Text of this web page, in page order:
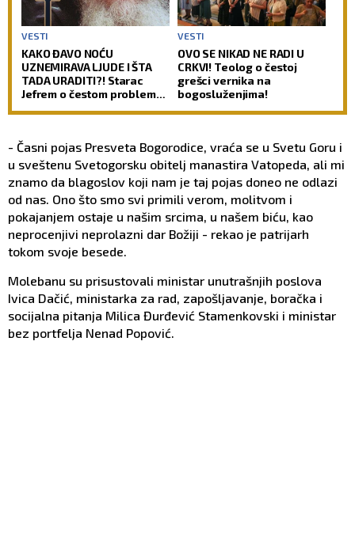
VESTI
KAKO ĐAVO NOĆU
UZNEMIRAVA LJUDE I ŠTA
TADA URADITI?! Starac
Jefrem o čestom problemu
VESTI
OVO SE NIKAD NE RADI U
CRKVI! Teolog o čestoj
grešci vernika na
bogosluženjima!
- Časni pojas Presveta Bogorodice, vraća se u Svetu Goru i
u sveštenu Svetogorsku obitelj manastira Vatopeda, ali mi
znamo da blagoslov koji nam je taj pojas doneo ne odlazi
od nas. Ono što smo svi primili verom, molitvom i
pokajanjem ostaje u našim srcima, u našem biću, kao
neprocenjivi neprolazni dar Božiji - rekao je patrijarh
tokom svoje besede.
Molebanu su prisustovali ministar unutrašnjih poslova
Ivica Dačić, ministarka za rad, zapošljavanje, boračka i
socijalna pitanja Milica Đurđević Stamenkovski i ministar
bez portfelja Nenad Popović.